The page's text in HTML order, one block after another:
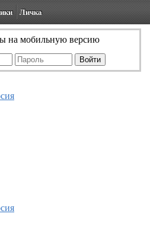
Личка
на мобильную версию